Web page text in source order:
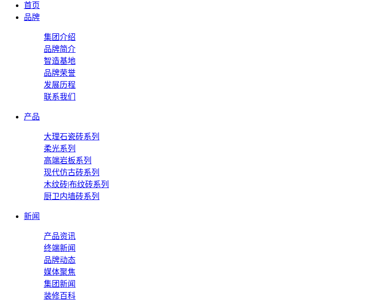
首页
品牌
集团介绍
品牌简介
智造基地
品牌荣誉
发展历程
联系我们
产品
大理石瓷砖系列
柔光系列
高端岩板系列
现代仿古砖系列
木纹砖|布纹砖系列
厨卫内墙砖系列
新闻
产品资讯
终端新闻
品牌动态
媒体聚焦
集团新闻
装修百科